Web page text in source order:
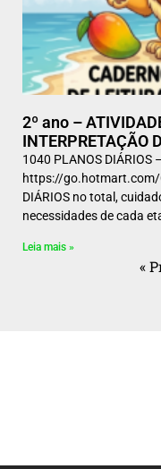
2º ano –
INTERPRETAÇÃO
1040 PLANOS DIÁRIOS
https://go.hotmart.com/
DIÁRIOS no total,
necessidades de cada
Leia mais »
«